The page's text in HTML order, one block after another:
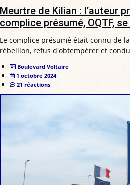
Meurtre de Kilian : l’auteur
complice présumé, OQTF,
Le complice présumé était connu de
rébellion, refus d'obtempérer et
Boulevard Voltaire
1 octobre 2024
21 réactions